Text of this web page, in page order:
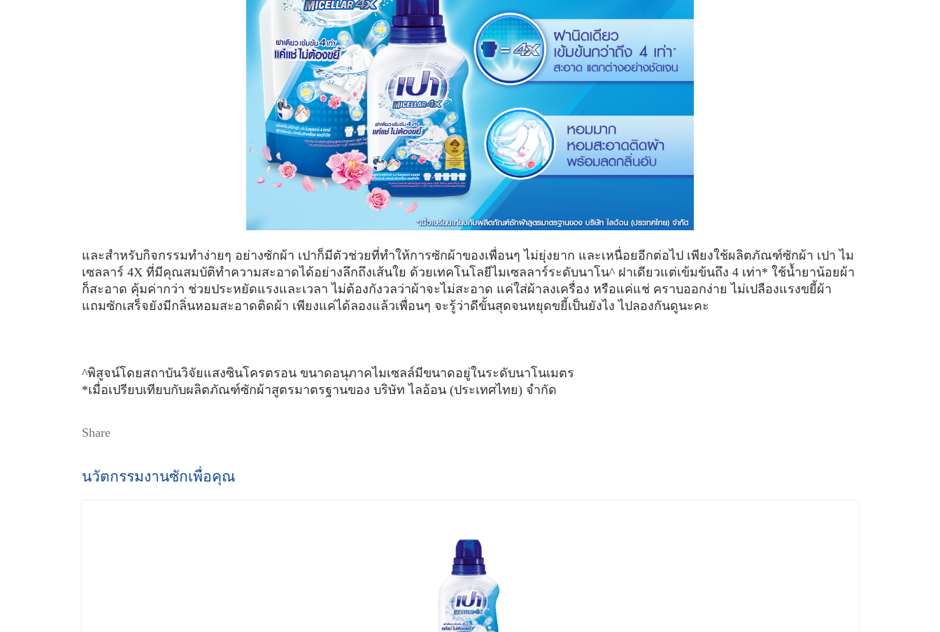
และสำหรับกิจกรรมทำง่ายๆ อย่างซักผ้า เปาก็มีตัวช่วยที่ทำให้การซักผ้าของเพื่อนๆ ไม่ยุ่งยาก และเหนื่อยอีกต่อไป เพียงใช้ผลิตภัณฑ์ซักผ้า เปา ไม
เซลลาร์ 4X ที่มีคุณสมบัติทำความสะอาดได้อย่างลึกถึงเส้นใย ด้วยเทคโนโลยีไมเซลลาร์ระดับนาโน^ ฝาเดียวแต่เข้มข้นถึง 4 เท่า* ใช้น้ำยาน้อยผ้า
ก็สะอาด คุ้มค่ากว่า ช่วยประหยัดแรงและเวลา ไม่ต้องกังวลว่าผ้าจะไม่สะอาด แค่ใส่ผ้าลงเครื่อง หรือแค่แช่ คราบออกง่าย ไม่เปลืองแรงขยี้ผ้า
แถมซักเสร็จยังมีกลิ่นหอมสะอาดติดผ้า เพียงแค่ได้ลองแล้วเพื่อนๆ จะรู้ว่าดีขั้นสุดจนหยุดขยี้เป็นยังไง ไปลองกันดูนะคะ
^พิสูจน์โดยสถาบันวิจัยแสงซินโครตรอน ขนาดอนุภาคไมเซลล์มีขนาดอยู่ในระดับนาโนเมตร
*เมื่อเปรียบเทียบกับผลิตภัณฑ์ซักผ้าสูตรมาตรฐานของ บริษัท ไลอ้อน (ประเทศไทย) จำกัด
Share
นวัตกรรมงานซักเพื่อคุณ